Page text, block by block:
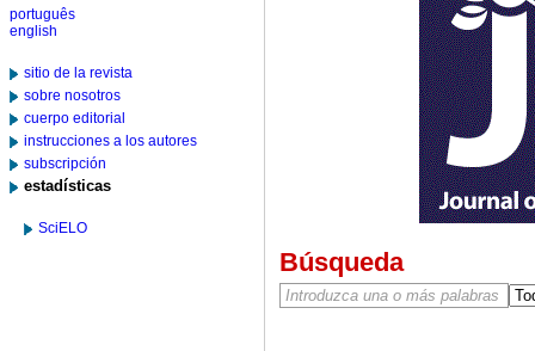
português
english
sitio de la revista
sobre nosotros
cuerpo editorial
instrucciones a los autores
subscripción
estadísticas
SciELO
Búsqueda